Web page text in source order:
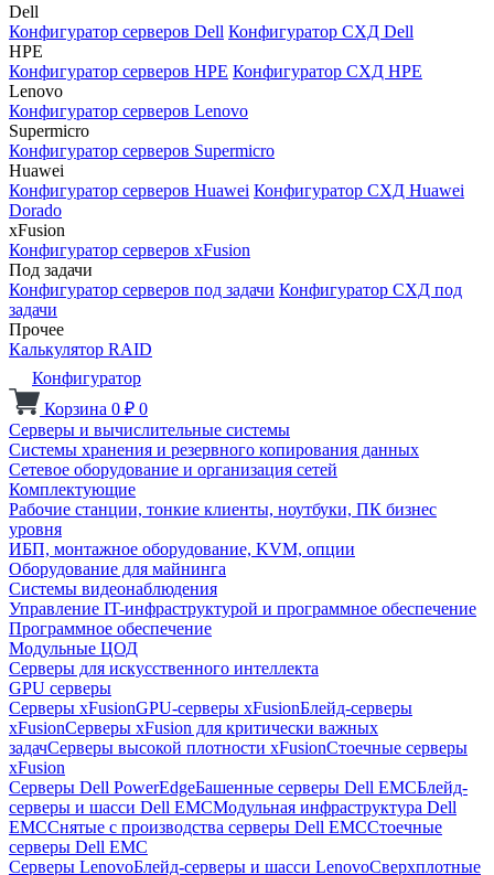
Dell
Конфигуратор серверов Dell Конфигуратор СХД Dell
HPE
Конфигуратор серверов HPE Конфигуратор СХД HPE
Lenovo
Конфигуратор серверов Lenovo
Supermicro
Конфигуратор серверов Supermicro
Huawei
Конфигуратор серверов Huawei Конфигуратор СХД Huawei
Dorado
xFusion
Конфигуратор серверов xFusion
Под задачи
Конфигуратор серверов под задачи Конфигуратор СХД под
задачи
Прочее
Калькулятор RAID
Конфигуратор
Корзина 0 ₽ 0
Серверы и вычислительные системы
Системы хранения и резервного копирования данных
Сетевое оборудование и организация сетей
Комплектующие
Рабочие станции, тонкие клиенты, ноутбуки, ПК бизнес
уровня
ИБП, монтажное оборудование, KVM, опции
Оборудование для майнинга
Системы видеонаблюдения
Управление IT-инфраструктурой и программное обеспечение
Программное обеспечение
Модульные ЦОД
Серверы для искусственного интеллекта
GPU серверы
Серверы xFusionGPU-серверы xFusionБлейд-серверы
xFusionСерверы xFusion для критически важных
задачСерверы высокой плотности xFusionСтоечные серверы
xFusion
Серверы Dell PowerEdgeБашенные серверы Dell EMCБлейд-
серверы и шасси Dell EMCМодульная инфраструктура Dell
EMCСнятые с производства серверы Dell EMCСтоечные
серверы Dell EMC
Серверы LenovoБлейд-серверы и шасси LenovoСверхплотные